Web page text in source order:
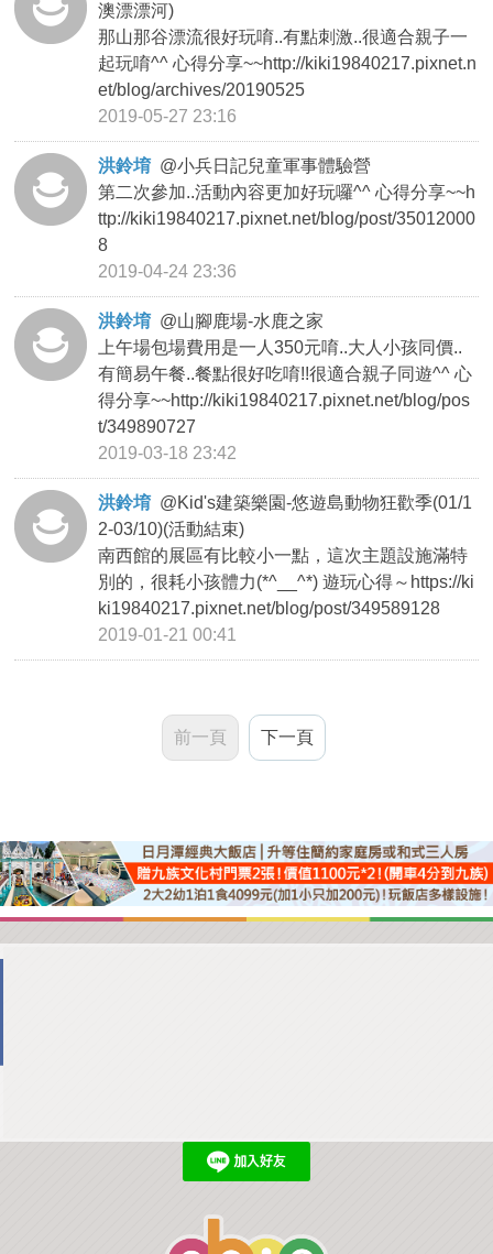
澳漂漂河)
那山那谷漂流很好玩唷..有點刺激..很適合親子一
起玩唷^^ 心得分享~~http://kiki19840217.pixnet.n
et/blog/archives/20190525
2019-05-27 23:16
洪鈴堉 @小兵日記兒童軍事體驗營
第二次參加..活動內容更加好玩囉^^ 心得分享~~h
ttp://kiki19840217.pixnet.net/blog/post/35012000
8
2019-04-24 23:36
洪鈴堉 @山腳鹿場-水鹿之家
上午場包場費用是一人350元唷..大人小孩同價..
有簡易午餐..餐點很好吃唷!!很適合親子同遊^^ 心
得分享~~http://kiki19840217.pixnet.net/blog/pos
t/349890727
2019-03-18 23:42
洪鈴堉 @Kid's建築樂園-悠遊島動物狂歡季(01/1
2-03/10)(活動結束)
南西館的展區有比較小一點，這次主題設施滿特
別的，很耗小孩體力(*^__^*) 遊玩心得～https://ki
ki19840217.pixnet.net/blog/post/349589128
2019-01-21 00:41
前一頁 下一頁